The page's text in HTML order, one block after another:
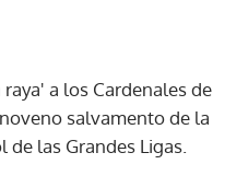
a los Cardenales de
salvamento de la
las Grandes Ligas.